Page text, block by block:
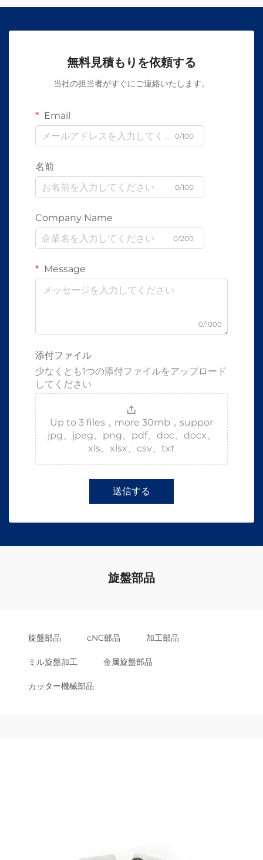
無料見積もりを依頼する
当社の担当者がすぐにご連絡いたします。
Email
0/100
名前
0/100
Company Name
0/200
Message
0/1000
添付ファイル
少なくとも1つの添付ファイルをアップロード
してください
Up to 3 files，more 30mb，suppor
jpg、jpeg、png、pdf、doc、docx、
xls、xlsx、csv、txt
送信する
旋盤部品
旋盤部品 cNC部品 加工部品
ミル旋盤加工 金属旋盤部品
カッター機械部品